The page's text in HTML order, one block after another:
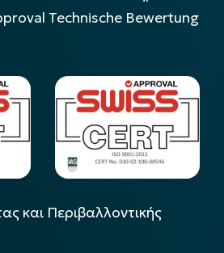
Technische Bewertung
και Περιβαλλοντικής